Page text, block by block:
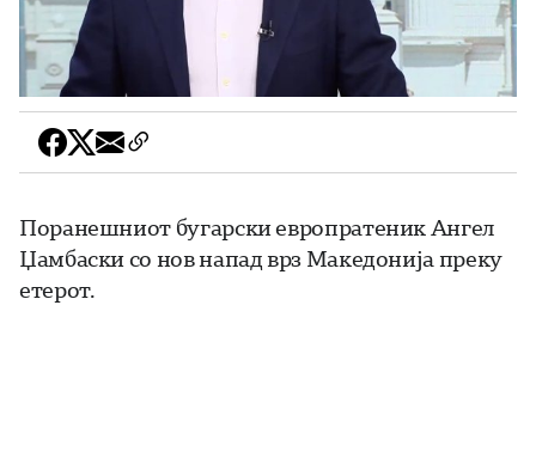
Поранешниот бугарски европратеник Ангел
Џамбаски со нов напад врз Македонија преку
етерот.